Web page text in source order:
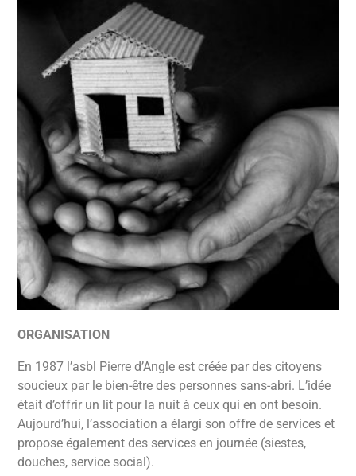
ORGANISATION
En 1987 l’asbl Pierre d’Angle est créée par des citoyens
soucieux par le bien-être des personnes sans-abri. L’idée
était d’offrir un lit pour la nuit à ceux qui en ont besoin.
Aujourd’hui, l’association a élargi son offre de services et
propose également des services en journée (siestes,
douches, service social).